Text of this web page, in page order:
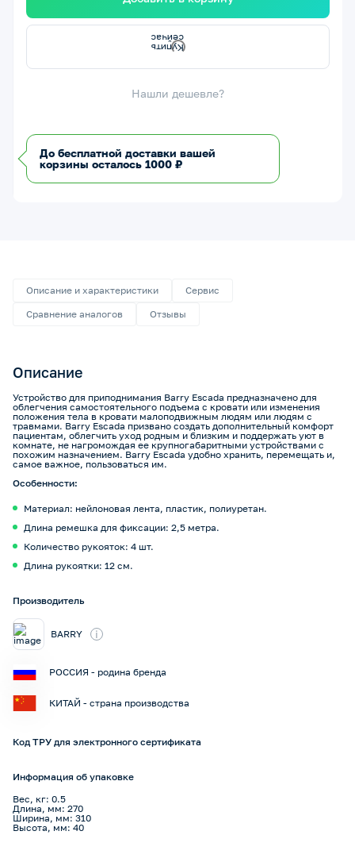
К
у
п
и
т
ь
с
е
й
ч
а
с
Нашли дешевле?
До бесплатной доставки вашей
корзины осталось 1000 ₽
Описание и характеристики
Сервис
Сравнение аналогов
Отзывы
Описание
Устройство для приподнимания Barry Escada предназначено для
облегчения самостоятельного подъема с кровати или изменения
положения тела в кровати малоподвижным людям или людям с
травмами. Barry Escada призвано создать дополнительный комфорт
пациентам, облегчить уход родным и близким и поддержать уют в
комнате, не нагромождая ее крупногабаритными устройствами с
похожим назначением. Barry Escada удобно хранить, перемещать и,
самое важное, пользоваться им.
Особенности:
Материал: нейлоновая лента, пластик, полиуретан.
Длина ремешка для фиксации: 2,5 метра.
Количество рукояток: 4 шт.
Длина рукоятки: 12 см.
Производитель
BARRY i
РОССИЯ - родина бренда
КИТАЙ - страна производства
Код ТРУ для электронного сертификата
Информация об упаковке
Вес, кг: 0.5
Длина, мм: 270
Ширина, мм: 310
Высота, мм: 40